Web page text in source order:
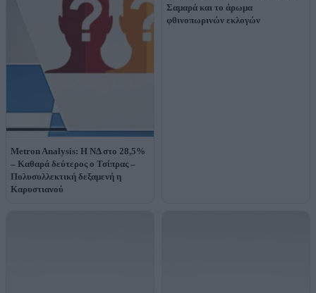
Metron Analysis: Η ΝΔ στο 28,5%
– Καθαρά δεύτερος ο Τσίπρας –
Πολυσυλλεκτική δεξαμενή η
Καρυστιανού
Σαμαρά και το άρωμα
φθινοπωρινών εκλογών